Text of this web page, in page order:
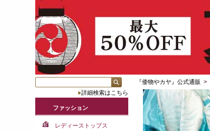
『倭物やカヤ』公式通販 >
詳細検索はこちら
ファッション
レディーストップス